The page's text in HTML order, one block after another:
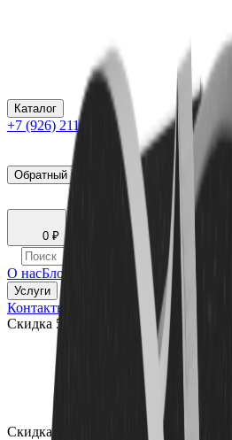
Каталог
+7 (926) 211 90 79
Обратный звонок
0 ₽
О насБлог Гарантия
Услуги
Контакты
Скидка 5.00% на Надгробные плиты
Скидка 5.00% на Надгробные плиты